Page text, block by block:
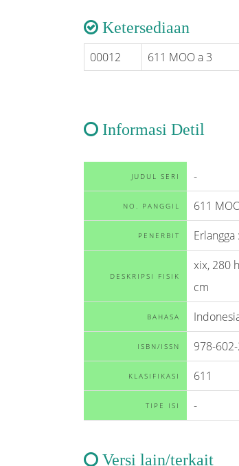
Ketersediaan
00012 611 MOO a 3
Informasi Detil
JUDUL SERI -
NO. PANGGIL 611
PENERBIT Erlangga :
DESKRIPSI FISIK
xix, 280
cm
BAHASA
ISBN/ISSN 978-
KLASIFIKASI 611
TIPE ISI -
Versi lain/terkait